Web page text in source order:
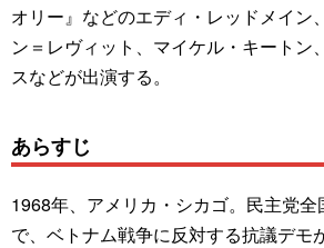
オリー』などのエディ・レッドメイン
ン＝レヴィット、マイケル・キートン
スなどが出演する。
あらすじ
1968年、アメリカ・シカゴ。民主党全
で、ベトナム戦争に反対する抗議デモ